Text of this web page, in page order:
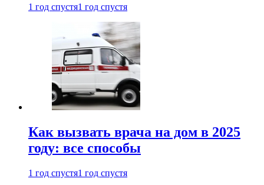
1 год спустя1 год спустя
Как вызвать врача на дом в 2025
году: все способы
1 год спустя1 год спустя